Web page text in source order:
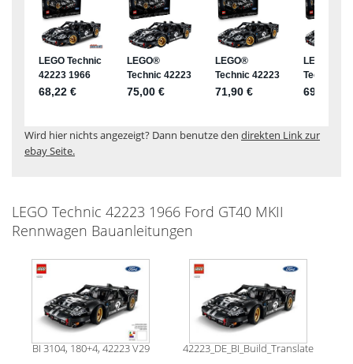
Wird hier nichts angezeigt? Dann benutze den direkten Link zur
ebay Seite.
LEGO Technic 42223 1966 Ford GT40 MKII
Rennwagen Bauanleitungen
BI 3104, 180+4, 42223 V29 42223_DE_BI_Build_Translate